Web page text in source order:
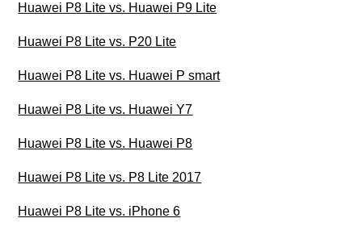
Huawei P8 Lite vs. Huawei P9 Lite
Huawei P8 Lite vs. P20 Lite
Huawei P8 Lite vs. Huawei P smart
Huawei P8 Lite vs. Huawei Y7
Huawei P8 Lite vs. Huawei P8
Huawei P8 Lite vs. P8 Lite 2017
Huawei P8 Lite vs. iPhone 6